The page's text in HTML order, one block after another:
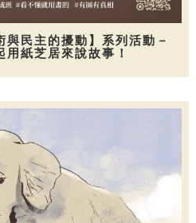
與民主的擾動】系列活動－
紙芝居來說故事！